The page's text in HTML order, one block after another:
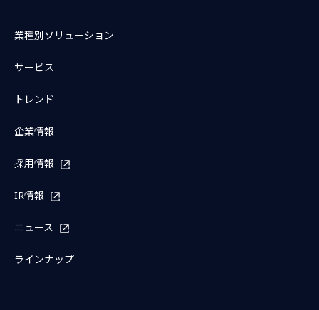
業種別ソリューション
サービス
トレンド
企業情報
採用情報
IR情報
ニュース
ラインナップ